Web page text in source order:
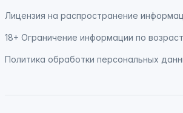
Лицензия на распространение
18+ Ограничение информации по
Политика обработки персональных